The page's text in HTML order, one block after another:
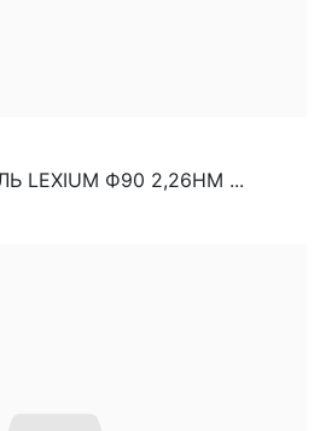
LEXIUM Ф90 2,26НМ ...